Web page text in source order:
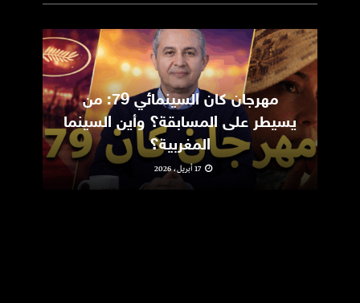
مهرجان كان السينمائي 79: من
يسيطر على المسابقة؟ وأين السينما
المغربية؟
17 أبريل، 2026